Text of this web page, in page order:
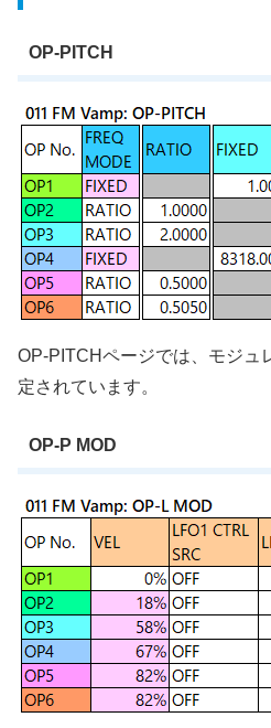
OP-PITCH
OP-PITCHページでは、モジュ
定されています。
OP-P MOD